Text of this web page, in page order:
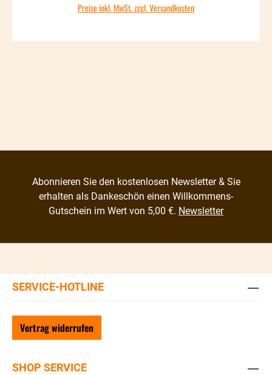
Preise inkl. MwSt. zzgl. Versandkosten
Abonnieren Sie den kostenlosen Newsletter & Sie
erhalten als Dankeschön einen Willkommens-
Gutschein im Wert von 5,00 €. Newsletter
SERVICE-HOTLINE
Vertrag widerrufen
SHOP SERVICE